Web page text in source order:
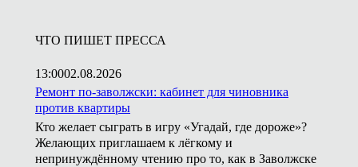
ЧТО ПИШЕТ ПРЕССА
13:0002.08.2026
Ремонт по-заволжски: кабинет для чиновника
против квартиры
Кто желает сыграть в игру «Угадай, где дороже»?
Желающих приглашаем к лёгкому и
непринуждённому чтению про то, как в Заволжске